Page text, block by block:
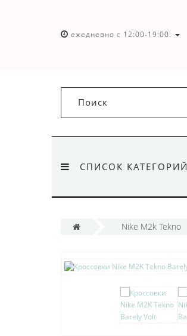
ежедневно с 12:00-19:00.
СПИСОК КАТЕГОРИЙ
Nike M2k Tekno